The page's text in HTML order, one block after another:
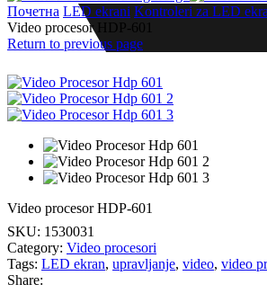
Почетна LED ekrani Kontroleri za LED
Video procesor HDP-601
Return to previous page
Video procesor HDP-601
SKU: 1530031
Category: Video procesori
Tags: LED ekran, upravljanje, video, video
Share: